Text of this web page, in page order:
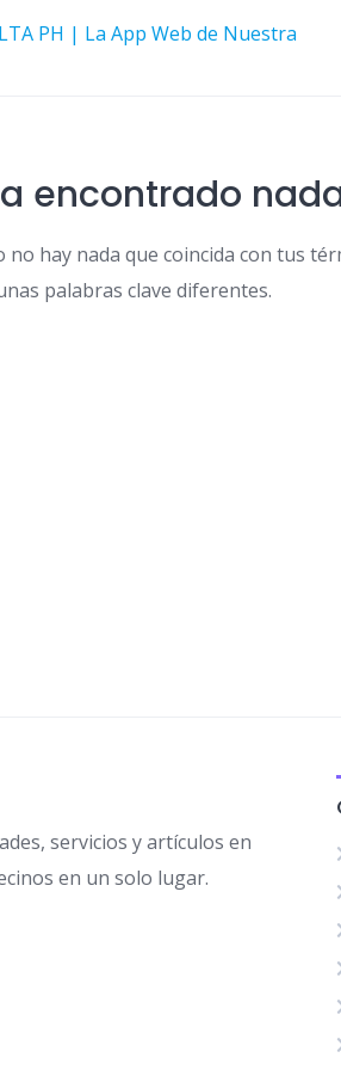
encontrado
no hay nada que coincida con tus
palabras clave diferentes.
servicios y artículos en
en un solo lugar.